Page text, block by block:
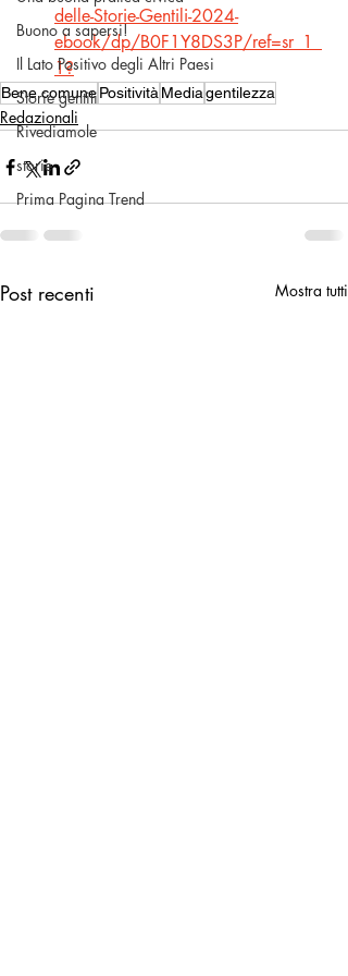
Buono a sapersi!
Il Lato Positivo degli Altri Paesi
Storie gentili
Rivediamole
storie
Prima Pagina Trend
delle-Storie-Gentili-2024-
ebook/dp/B0F1Y8DS3P/ref=sr_1_
1?
Bene comunePositività Mediagentilezza
Redazionali
Post recenti Mostra tutti